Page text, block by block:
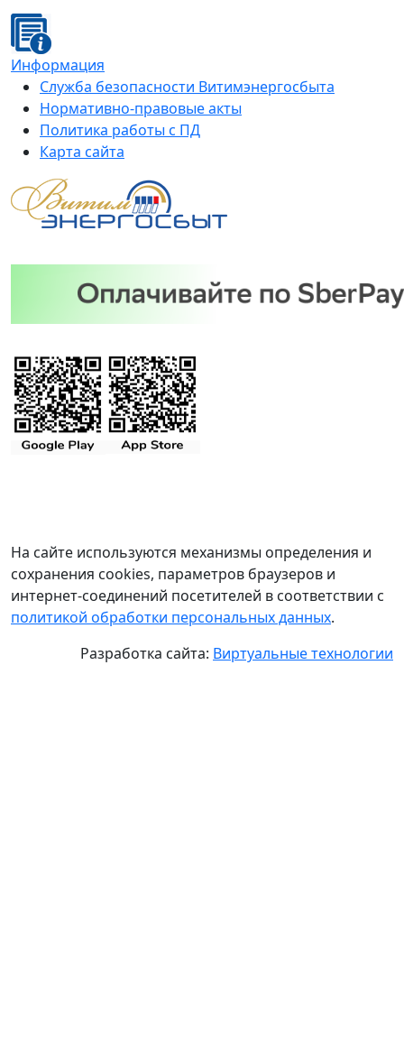
Информация
Служба безопасности Витимэнергосбыта
Нормативно-правовые акты
Политика работы с ПД
Карта сайта
На сайте используются механизмы определения и
сохранения cookies, параметров браузеров и
интернет-соединений посетителей в соответствии с
политикой обработки персональных данных.
Разработка сайта: Виртуальные технологии